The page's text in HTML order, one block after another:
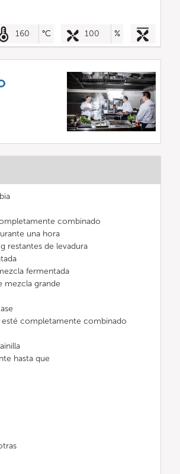
160 °C 100 %
combinado
una hora
restantes de levadura
fermentada
mezcla grande
esté completamente combinado
hasta que